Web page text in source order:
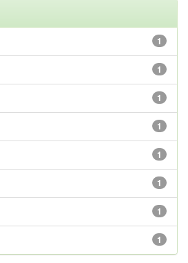
1
1
1
1
1
1
1
1